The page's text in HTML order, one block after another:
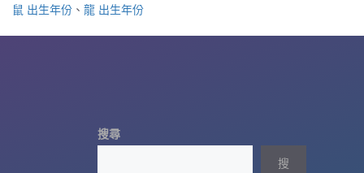
鼠 出生年份 、 龍 出生年份
搜尋
搜